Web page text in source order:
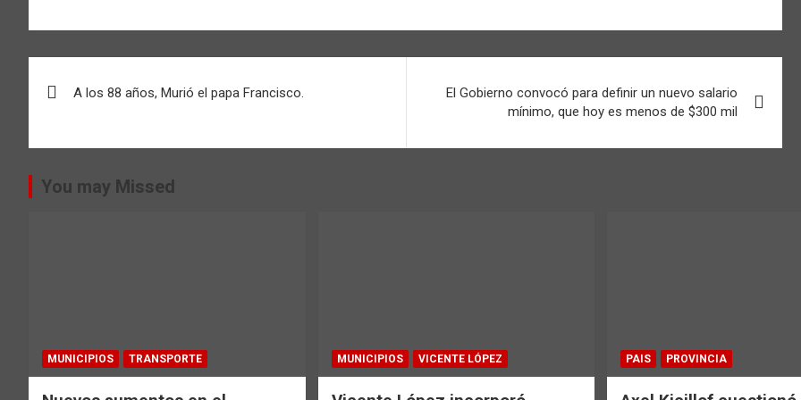
entradas
A los 88 años, Murió el papa Francisco.
El Gobierno convocó para definir un nuevo salario
mínimo, que hoy es menos de $300 mil
You may Missed
MUNICIPIOS TRANSPORTE MUNICIPIOS VICENTE LÓPEZ PAIS PROVINCIA